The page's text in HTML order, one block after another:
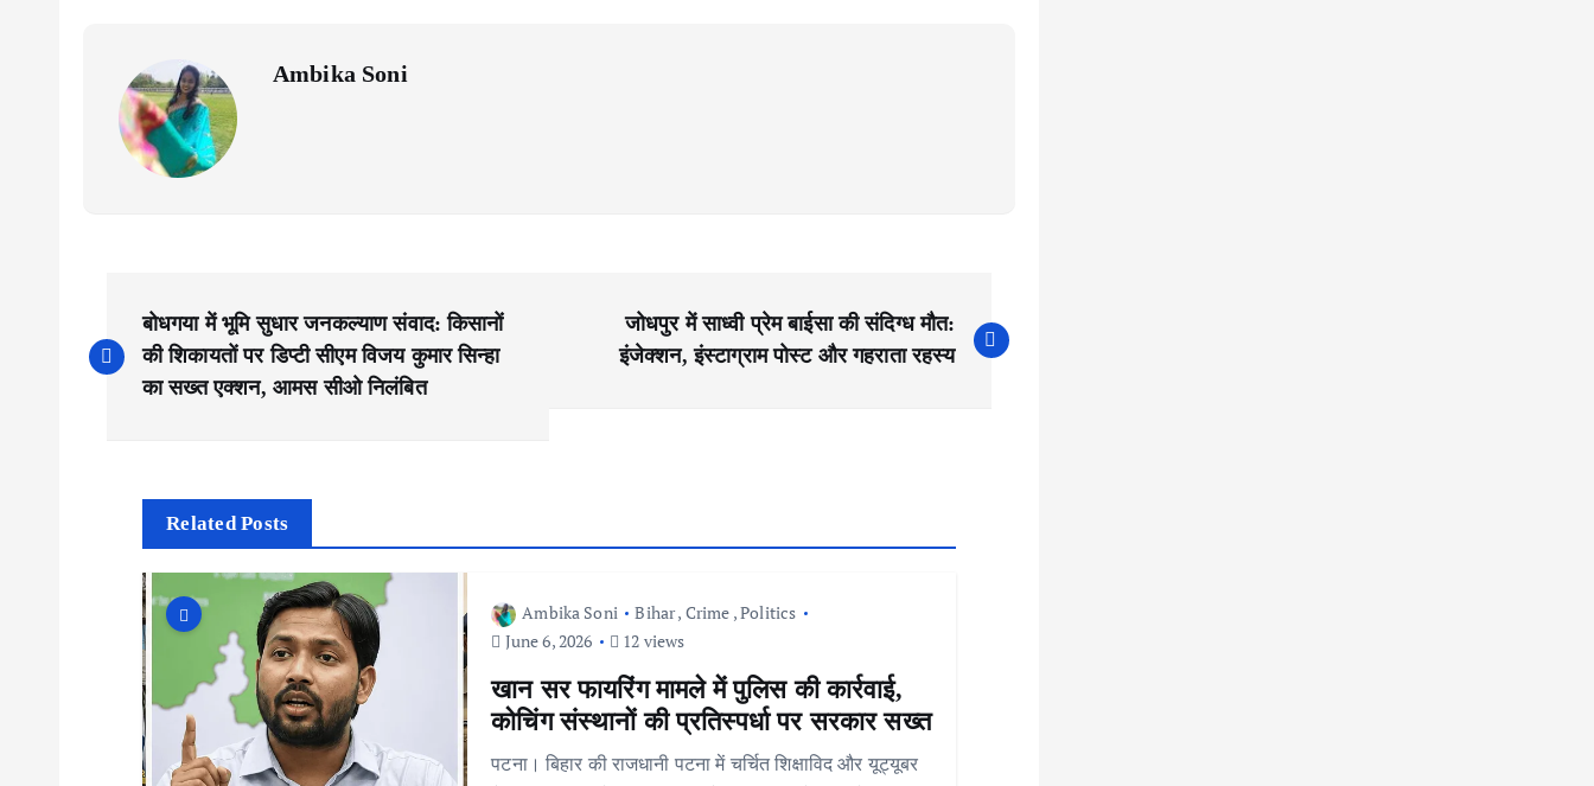
Ambika Soni
o
बोधगया में भूमि सुधार जनकल्याण संवाद: किसानों
की शिकायतों पर डिप्टी सीएम विजय कुमार सिन्हा
का सख्त एक्शन, आमस सीओ निलंबित
जोधपुर में साध्वी प्रेम बाईसा की संदिग्ध मौत:
इंजेक्शन, इंस्टाग्राम पोस्ट और गहराता रहस्य
Related Posts
Ambika Soni Bihar, Crime ,Politics
June 6, 2026
12 views
खान सर फायरिंग मामले में पुलिस की कार्रवाई,
कोचिंग संस्थानों की प्रतिस्पर्धा पर सरकार सख्त
पटना। बिहार की राजधानी पटना में चर्चित शिक्षाविद और यूट्यूबर